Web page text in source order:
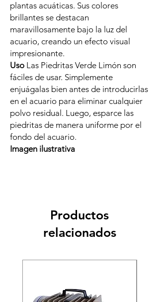
plantas acuáticas. Sus colores
brillantes se destacan
maravillosamente bajo la luz del
acuario, creando un efecto visual
impresionante.
Uso Las Piedritas Verde Limón son
fáciles de usar. Simplemente
enjuágalas bien antes de introducirlas
en el acuario para eliminar cualquier
polvo residual. Luego, esparce las
piedritas de manera uniforme por el
fondo del acuario.
Imagen ilustrativa
Productos
relacionados